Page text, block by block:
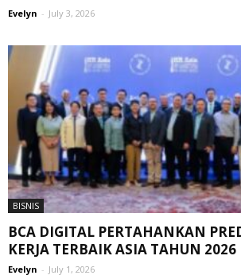
Evelyn - July 3, 2026
BISNIS
BCA DIGITAL PERTAHANKAN
KERJA TERBAIK ASIA TAHUN 2026
Evelyn - July 1, 2026